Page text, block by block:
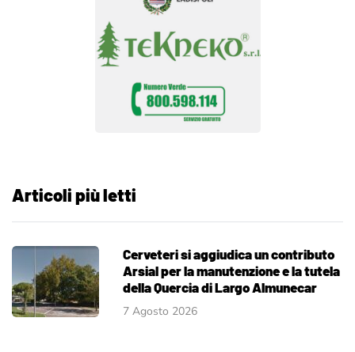
Articoli più letti
Cerveteri si aggiudica un contributo
Arsial per la manutenzione e la tutela
della Quercia di Largo Almunecar
7 Agosto 2026